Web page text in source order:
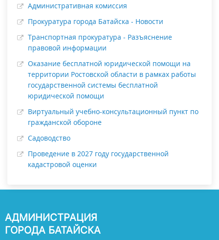
Административная комиссия
Прокуратура города Батайска - Новости
Транспортная прокуратура - Разъяснение
правовой информации
Оказание бесплатной юридической помощи на
территории Ростовской области в рамках работы
государственной системы бесплатной
юридической помощи
Виртуальный учебно-консультационный пункт по
гражданской обороне
Садоводство
Проведение в 2027 году государственной
кадастровой оценки
АДМИНИСТРАЦИЯ
ГОРОДА БАТАЙСКА